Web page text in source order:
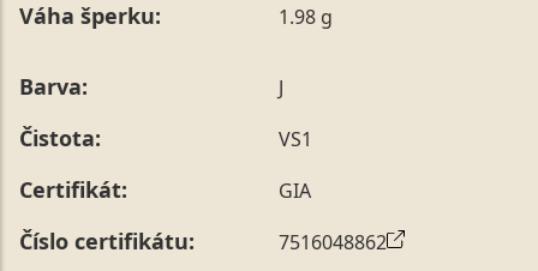
sdělit během jejího telefonického ověření, které z naší
Pro sdělení skladové velikosti tohoto konkrétního
kontaktovat
Váha šperku: 1.98 g
Barva: J
Čistota: VS1
Certifikát: GIA
Číslo certifikátu: 7516048862